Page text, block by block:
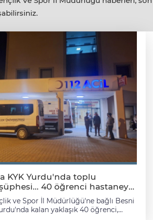
KYK Yurdu'nda toplu
40 öğrenci hastaneye
ve Spor İl Müdürlüğü'ne bağlı Besni
kalan yaklaşık 40 öğrenci,